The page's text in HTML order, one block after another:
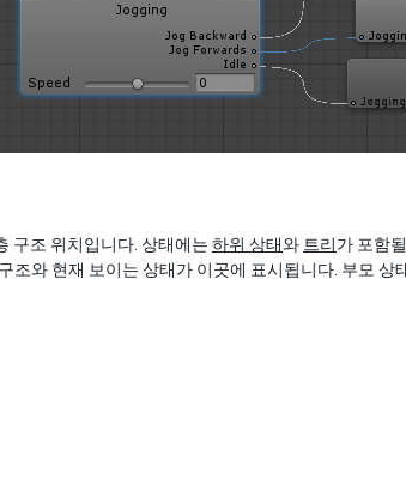
구조 위치입니다. 상태에는 하위 상태와 트리가 포함
조와 현재 보이는 상태가 이곳에 표시됩니다. 부모